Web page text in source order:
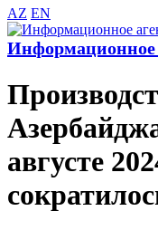
AZ EN
Информационное
августе